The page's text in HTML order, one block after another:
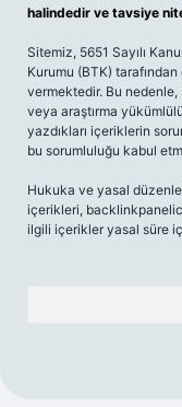
halindedir ve tavsiye
Sitemiz, 5651 Sayılı
Kurumu (BTK)
vermektedir. Bu
veya araştırma
yazdıkları içeriklerin
bu sorumluluğu kabul
Hukuka ve yasal
içerikleri,
ilgili içerikler yasal süre